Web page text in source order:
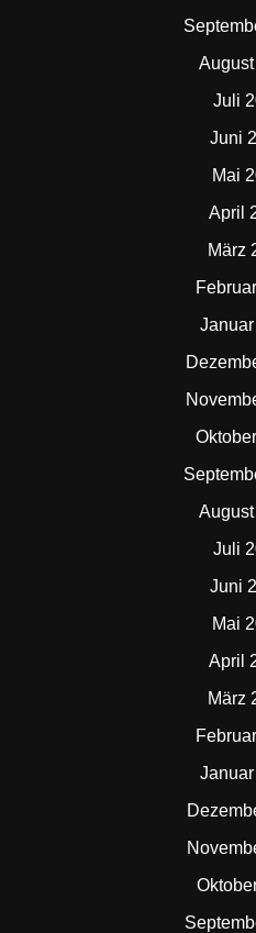
Juli
Juni
Mai
April
März
Juli
Juni
Mai
April
März